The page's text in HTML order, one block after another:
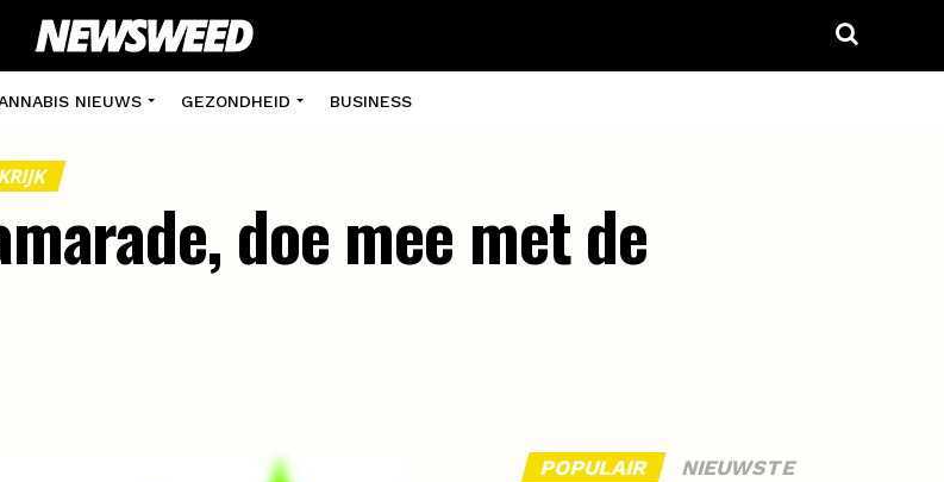
NIEUWS GEZONDHEID BUSINESS
doe mee met de
POPULAIR NIEUWSTE